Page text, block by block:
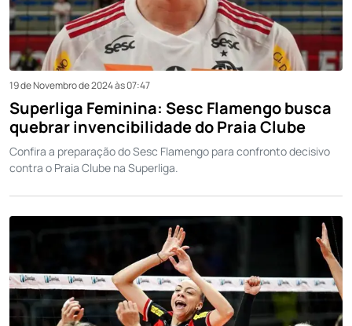
19 de Novembro de 2024 às 07:47
Superliga Feminina: Sesc Flamengo busca
quebrar invencibilidade do Praia Clube
Confira a preparação do Sesc Flamengo para confronto decisivo
contra o Praia Clube na Superliga.